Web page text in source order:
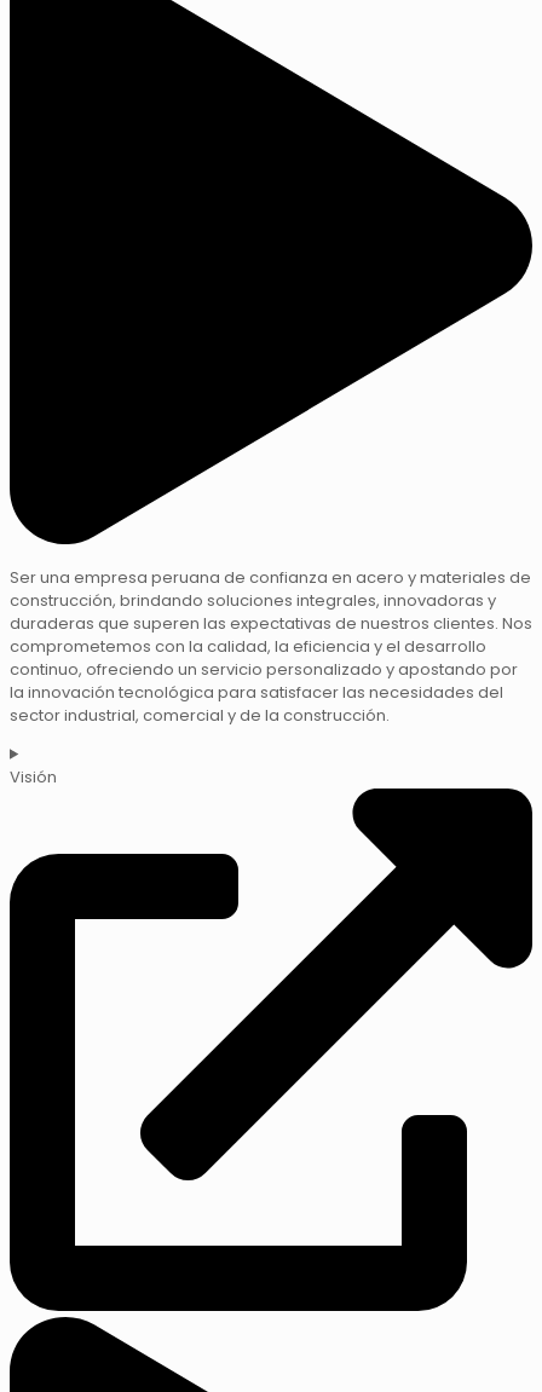
Ser una empresa peruana de confianza en acero y materiales de
construcción, brindando soluciones integrales, innovadoras y
duraderas que superen las expectativas de nuestros clientes. Nos
comprometemos con la calidad, la eficiencia y el desarrollo
continuo, ofreciendo un servicio personalizado y apostando por
la innovación tecnológica para satisfacer las necesidades del
sector industrial, comercial y de la construcción.
Visión